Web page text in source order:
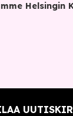
Helsingin